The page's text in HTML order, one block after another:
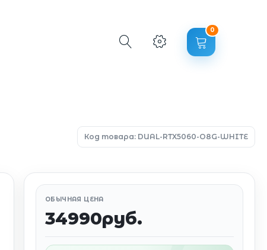
0
Код товара: DUAL-RTX5060-O8G-WHITE
ОБЫЧНАЯ ЦЕНА
34990руб.